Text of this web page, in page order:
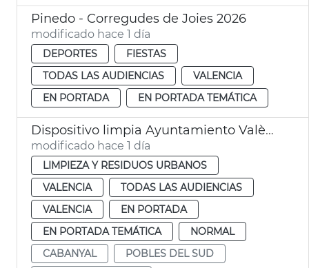
Pinedo - Corregudes de Joies 2026
modificado hace 1 día
DEPORTES
FIESTAS
TODAS LAS AUDIENCIAS
VALENCIA
EN PORTADA
EN PORTADA TEMÁTICA
Dispositivo limpia Ayuntamiento València eclipse solar
modificado hace 1 día
LIMPIEZA Y RESIDUOS URBANOS
VALENCIA
TODAS LAS AUDIENCIAS
VALENCIA
EN PORTADA
EN PORTADA TEMÁTICA
NORMAL
CABANYAL
POBLES DEL SUD